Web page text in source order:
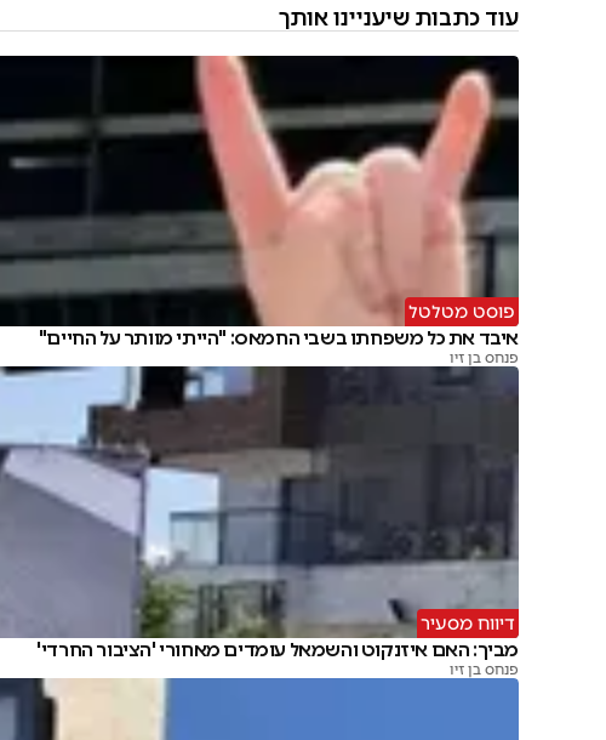
עוד כתבות שיעניינו אותך
פוסט מטלטל
איבד את כל משפחתו בשבי החמאס: "הייתי מוותר על החיים"
פנחס בן זיו
דיווח מסעיר
מביך: האם איזנקוט והשמאל עומדים מאחורי 'הציבור החרדי'
פנחס בן זיו